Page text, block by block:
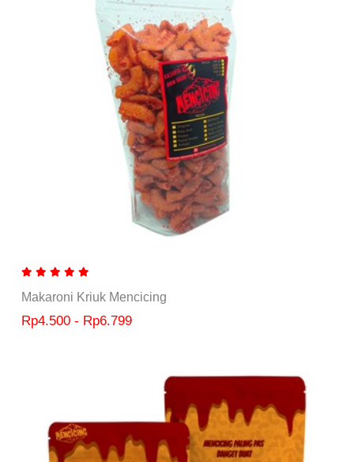
Makaroni Kriuk Mencicing
Rp4.500 - Rp6.799